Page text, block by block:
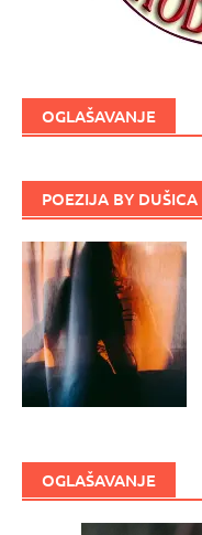
OGLAŠAVANJE
POEZIJA BY DUŠICA
OGLAŠAVANJE